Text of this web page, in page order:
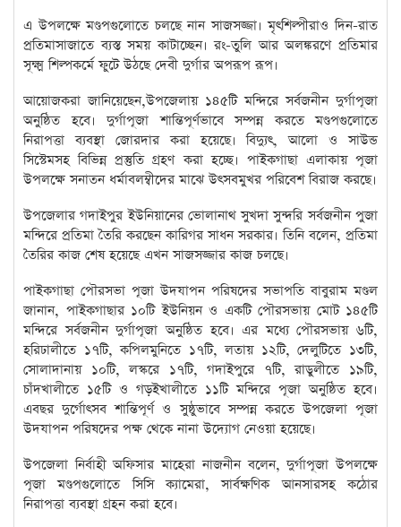
এ উপলক্ষে মণ্ডপগুলোতে চলছে নান সাজসজ্জা। মৃৎশিল্পীরাও দিন-রাত
প্রতিমাসাজাতে ব্যস্ত সময় কাটাচ্ছেন। রং-তুলি আর অলঙ্করণে প্রতিমার
সূক্ষ্ম শিল্পকর্মে ফুটে উঠছে দেবী দুর্গার অপরূপ রূপ।
আয়োজকরা জানিয়েছেন,উপজেলায় ১৪৫টি মন্দিরে সর্বজনীন দুর্গাপূজা
অনুষ্ঠিত হবে। দুর্গাপূজা শান্তিপূর্ণভাবে সম্পন্ন করতে মণ্ডপগুলোতে
নিরাপত্তা ব্যবস্থা জোরদার করা হয়েছে। বিদ্যুৎ, আলো ও সাউন্ড
সিস্টেমসহ বিভিন্ন প্রস্তুতি গ্রহণ করা হচ্ছে। পাইকগাছা এলাকায় পূজা
উপলক্ষে সনাতন ধর্মাবলম্বীদের মাঝে উৎসবমুখর পরিবেশ বিরাজ করছে।
উপজেলার গদাইপুর ইউনিয়ানের ভোলানাথ সুখদা সুন্দরি সর্বজনীন পুজা
মন্দিরে প্রতিমা তৈরি করছেন কারিগর সাধন সরকার। তিনি বলেন, প্রতিমা
তৈরির কাজ শেষ হয়েছে এখন সাজসজ্জার কাজ চলছে।
পাইকগাছা পৌরসভা পূজা উদযাপন পরিষদের সভাপতি বাবুরাম মণ্ডল
জানান, পাইকগাছার ১০টি ইউনিয়ন ও একটি পৌরসভায় মোট ১৪৫টি
মন্দিরে সর্বজনীন দুর্গাপূজা অনুষ্ঠিত হবে। এর মধ্যে পৌরসভায় ৬টি,
হরিঢালীতে ১৭টি, কপিলমুনিতে ১৭টি, লতায় ১২টি, দেলুটিতে ১৩টি,
সোলাদানায় ১০টি, লস্করে ১৭টি, গদাইপুরে ৭টি, রাডুলীতে ১৯টি,
চাঁদখালীতে ১৫টি ও গড়ইখালীতে ১১টি মন্দিরে পূজা অনুষ্ঠিত হবে।
এবছর দুর্গোৎসব শান্তিপূর্ণ ও সুষ্ঠুভাবে সম্পন্ন করতে উপজেলা পূজা
উদযাপন পরিষদের পক্ষ থেকে নানা উদ্যোগ নেওয়া হয়েছে।
উপজেলা নির্বাহী অফিসার মাহেরা নাজনীন বলেন, দুর্গাপূজা উপলক্ষে
পূজা মণ্ডপগুলোতে সিসি ক্যামেরা, সার্বক্ষণিক আনসারসহ কঠোর
নিরাপত্তা ব্যবস্থা গ্রহন করা হবে।